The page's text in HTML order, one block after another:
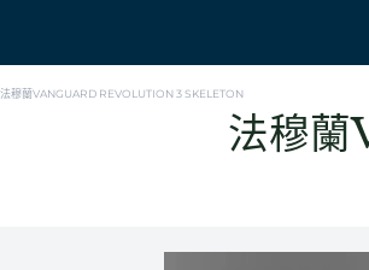
法穆蘭VANGUARD REVOLUTION 3 SKELETON
法穆